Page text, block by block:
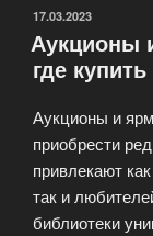
ОПУБЛИКОВАНО
17.03.2023
Аукционы
где
Аукционы и
приобрести
привлекают
так и
библиотеки